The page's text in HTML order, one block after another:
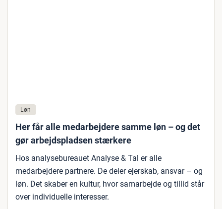
Løn
Her får alle medarbejdere samme løn – og det
gør arbejdspladsen stærkere
Hos analysebureauet Analyse & Tal er alle
medarbejdere partnere. De deler ejerskab, ansvar – og
løn. Det skaber en kultur, hvor samarbejde og tillid står
over individuelle interesser.